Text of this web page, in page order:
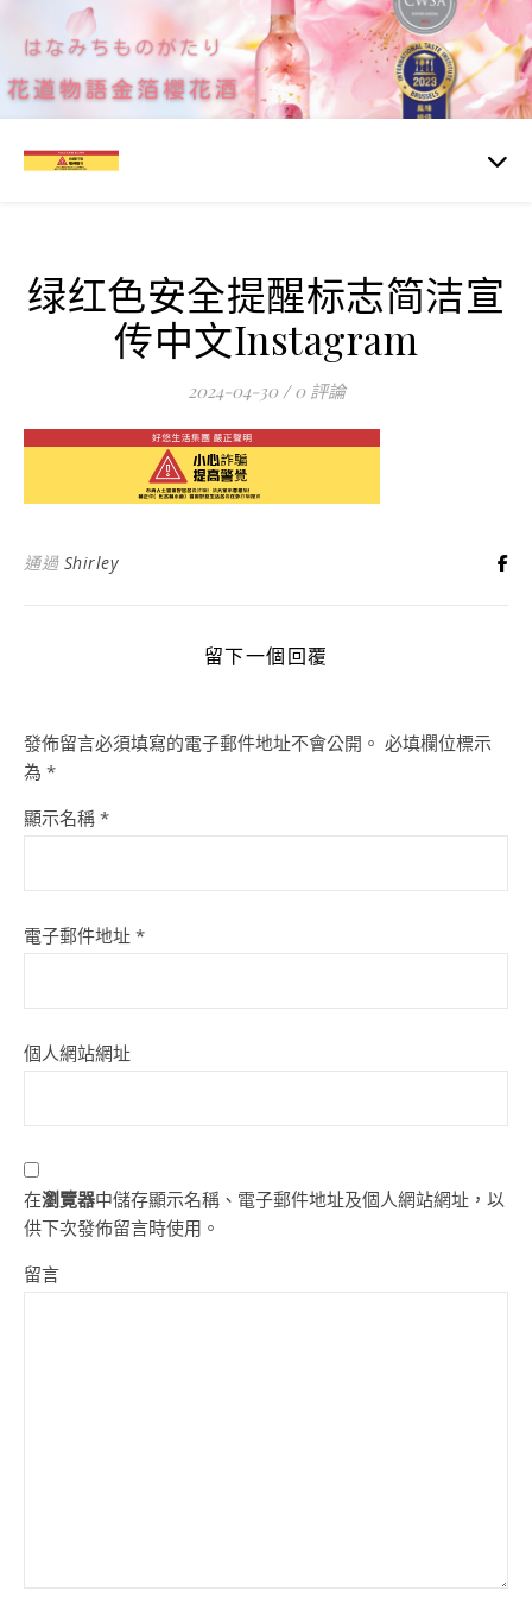
绿红色安全提醒标志简洁宣
传中文Instagram
2024-04-30 / 0 評論
通過 Shirley
留下一個回覆
發佈留言必須填寫的電子郵件地址不會公開。 必填欄位標示
為 *
顯示名稱 *
電子郵件地址 *
個人網站網址
在瀏覽器中儲存顯示名稱、電子郵件地址及個人網站網址，以
供下次發佈留言時使用。
留言